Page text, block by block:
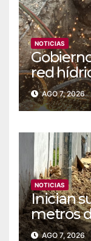
NOTICIAS
red
Majada
AGO 7, 2026
NOTICIAS
Inician
metros
servidas
AGO 7, 2026